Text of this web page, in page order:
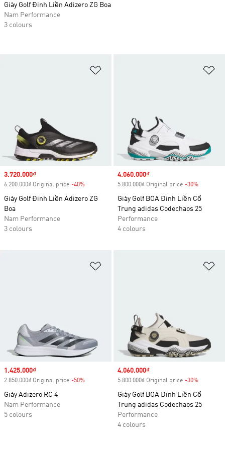
Sale price
3.720.000₫
6.200.000₫ Original price -40%
Giày Golf Đinh Liền Adizero ZG
Boa
Nam Performance
3 colours
Sale price
4.060.000₫
5.800.000₫ Original price -30%
Giày Golf BOA Đinh Liền Cổ
Trung adidas Codechaos 25
Performance
4 colours
Sale price
1.425.000₫
2.850.000₫ Original price -50%
Giày Adizero RC 4
Nam Performance
5 colours
Sale price
4.060.000₫
5.800.000₫ Original price -30%
Giày Golf BOA Đinh Liền Cổ
Trung adidas Codechaos 25
Performance
4 colours
Giày Golf Đinh Liền Adizero ZG Boa
Nam Performance
3 colours